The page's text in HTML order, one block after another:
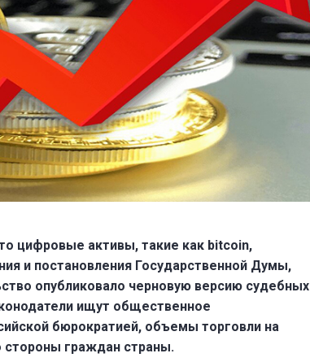
цифровые активы, такие как bitcoin,
и постановления Государственной Думы,
опубликовало черновую версию судебных
ищут общественное
бюрократией, объемы торговли на
стороны граждан страны.